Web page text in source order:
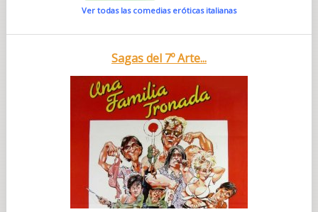
Ver todas las comedias eróticas italianas
Sagas del 7º Arte...